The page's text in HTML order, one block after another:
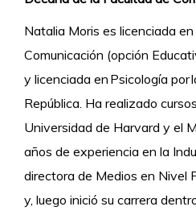
Natalia Moris es licenciada
Comunicación (opción
y licenciada en Psicología por
República. Ha realizado
Universidad de Harvard y el
años de experiencia en la
directora de Medios en Nivel
y, luego inició su carrera